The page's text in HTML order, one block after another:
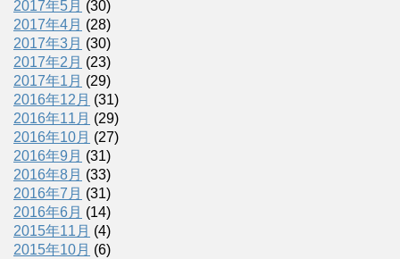
2017年5月 (30)
2017年4月 (28)
2017年3月 (30)
2017年2月 (23)
2017年1月 (29)
2016年12月 (31)
2016年11月 (29)
2016年10月 (27)
2016年9月 (31)
2016年8月 (33)
2016年7月 (31)
2016年6月 (14)
2015年11月 (4)
2015年10月 (6)